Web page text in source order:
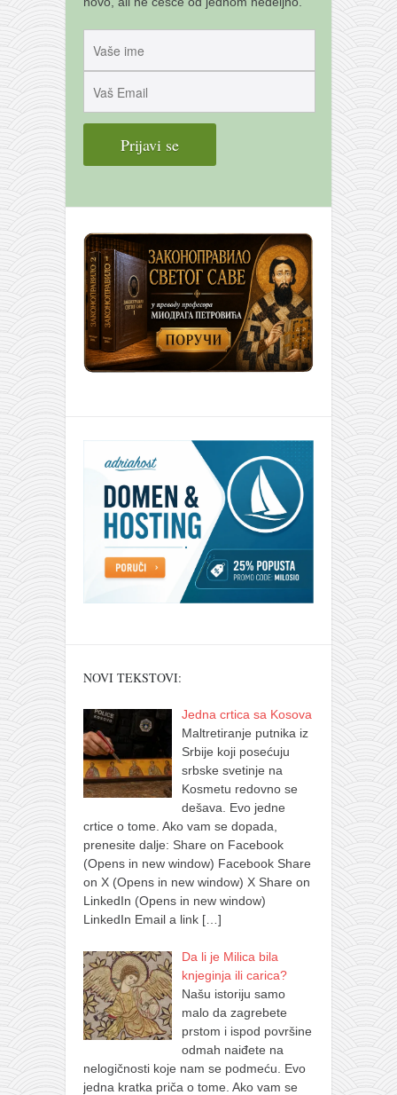
NOVI TEKSTOVI:
Jedna crtica sa Kosova
Maltretiranje putnika iz
Srbije koji posećuju
srbske svetinje na
Kosmetu redovno se
dešava. Evo jedne
crtice o tome. Ako vam se dopada,
prenesite dalje: Share on Facebook
(Opens in new window) Facebook Share
on X (Opens in new window) X Share on
LinkedIn (Opens in new window)
LinkedIn Email a link […]
Da li je Milica bila
knjeginja ili carica?
Našu istoriju samo
malo da zagrebete
prstom i ispod površine
odmah naiđete na
nelogičnosti koje nam se podmeću. Evo
jedna kratka priča o tome. Ako vam se